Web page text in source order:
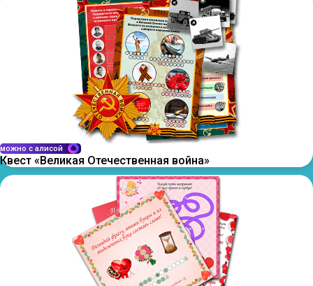
можно с алисой
Квест «Великая Отечественная война»